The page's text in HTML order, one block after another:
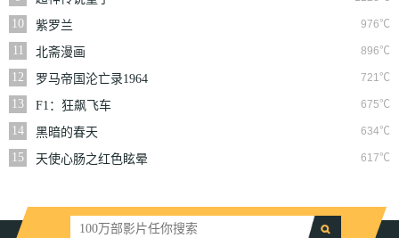
10
976℃
紫罗兰
11
896℃
北斋漫画
12
721℃
罗马帝国沦亡录1964
13
675℃
F1：狂飙飞车
14
634℃
黑暗的春天
15
617℃
天使心肠之红色眩晕